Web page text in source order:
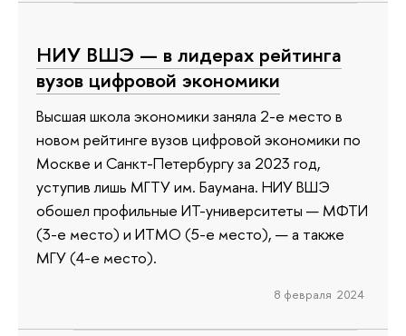
НИУ ВШЭ — в лидерах рейтинга
вузов цифровой экономики
Высшая школа экономики заняла 2-е место в
новом рейтинге вузов цифровой экономики по
Москве и Санкт-Петербургу за 2023 год,
уступив лишь МГТУ им. Баумана. НИУ ВШЭ
обошел профильные ИТ-университеты — МФТИ
(3-е место) и ИТМО (5-е место), — а также
МГУ (4-е место).
8 февраля 2024